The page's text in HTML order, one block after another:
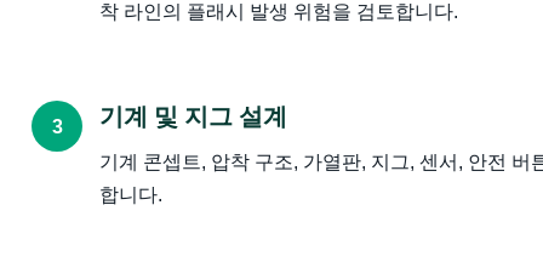
착 라인의 플래시 발생 위험을 검토합니다.
3 기계 및 지그 설계
기계 콘셉트, 압착 구조, 가열판, 지그, 센서, 안전 버
합니다.